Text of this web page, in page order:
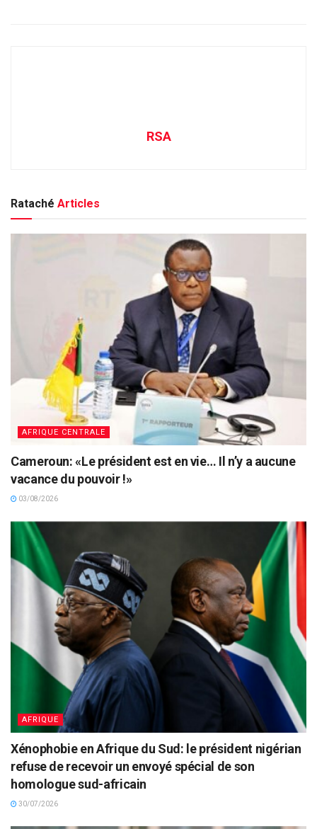
RSA
Rataché Articles
AFRIQUE CENTRALE
Cameroun: «Le président est en vie… Il n’y a aucune
vacance du pouvoir !»
03/08/2026
AFRIQUE
Xénophobie en Afrique du Sud: le président nigérian
refuse de recevoir un envoyé spécial de son
homologue sud-africain
30/07/2026